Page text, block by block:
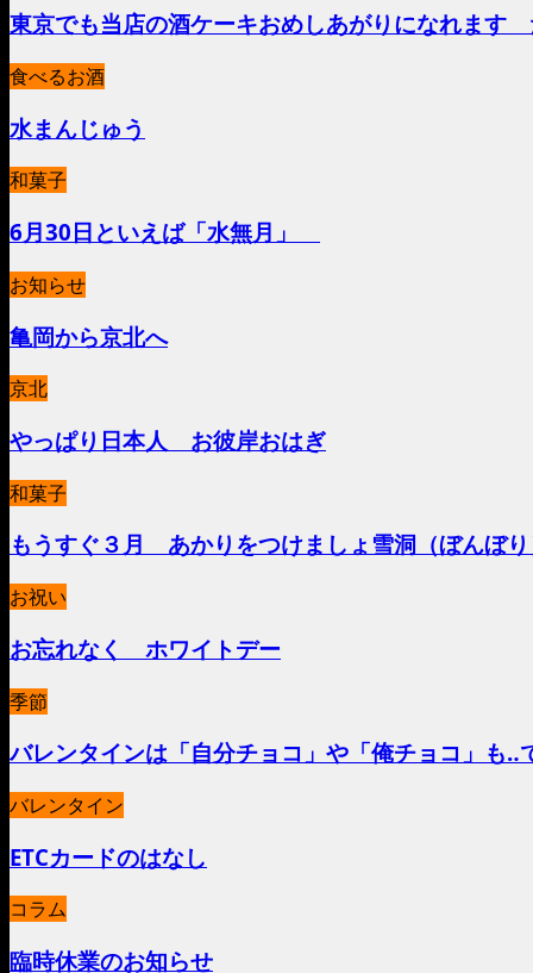
東京でも当店の酒ケーキおめしあがりになれます
食べるお酒
水まんじゅう
和菓子
6月30日といえば「水無月」
お知らせ
亀岡から京北へ
京北
やっぱり日本人 お彼岸おはぎ
和菓子
もうすぐ３月 あかりをつけましょ雪洞（ぼんぼ
お祝い
お忘れなく ホワイトデー
季節
バレンタインは「自分チョコ」や「俺チョコ」も
バレンタイン
ETCカードのはなし
コラム
臨時休業のお知らせ